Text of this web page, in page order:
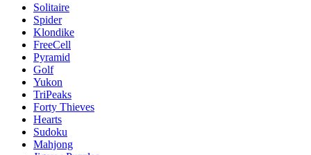
Solitaire
Spider
Klondike
FreeCell
Pyramid
Golf
Yukon
TriPeaks
Forty Thieves
Hearts
Sudoku
Mahjong